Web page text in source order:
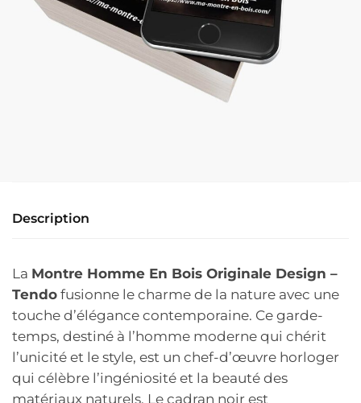
Description
La Montre Homme En Bois Originale Design –
Tendo fusionne le charme de la nature avec une
touche d’élégance contemporaine. Ce garde-
temps, destiné à l’homme moderne qui chérit
l’unicité et le style, est un chef-d’œuvre horloger
qui célèbre l’ingéniosité et la beauté des
matériaux naturels. Le cadran noir est